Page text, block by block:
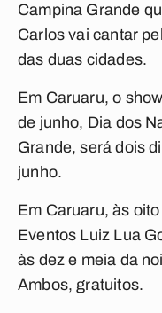
Campina Grande
Carlos vai cantar
das duas cidades.
Em Caruaru, o
de junho, Dia dos
Grande, será dois
junho.
Em Caruaru, às
Eventos Luiz Lua
às dez e meia da
Ambos, gratuitos.